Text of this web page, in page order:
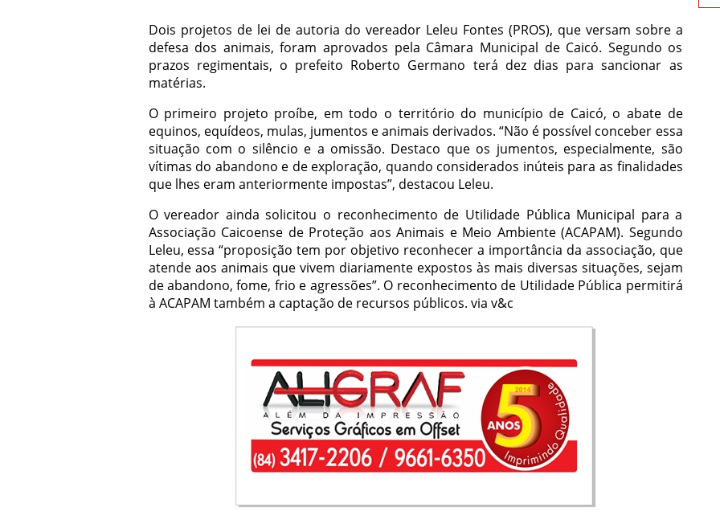
Dois projetos de lei de autoria do vereador Leleu Fontes (PROS), que versam sobre a
defesa dos animais, foram aprovados pela Câmara Municipal de Caicó. Segundo os
prazos regimentais, o prefeito Roberto Germano terá dez dias para sancionar as
matérias.
O primeiro projeto proíbe, em todo o território do município de Caicó, o abate de
equinos, equídeos, mulas, jumentos e animais derivados. “Não é possível conceber essa
situação com o silêncio e a omissão. Destaco que os jumentos, especialmente, são
vítimas do abandono e de exploração, quando considerados inúteis para as finalidades
que lhes eram anteriormente impostas”, destacou Leleu.
O vereador ainda solicitou o reconhecimento de Utilidade Pública Municipal para a
Associação Caicoense de Proteção aos Animais e Meio Ambiente (ACAPAM). Segundo
Leleu, essa “proposição tem por objetivo reconhecer a importância da associação, que
atende aos animais que vivem diariamente expostos às mais diversas situações, sejam
de abandono, fome, frio e agressões”. O reconhecimento de Utilidade Pública permitirá
à ACAPAM também a captação de recursos públicos. via v&c